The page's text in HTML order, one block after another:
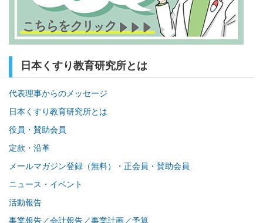
日本くすり教育研究所とは
代表理事からのメッセージ
日本くすり教育研究所とは
役員・賛助会員
定款・沿革
メールマガジン登録（無料）・正会員・賛助会員
ニュース・イベント
活動報告
事業報告／会計報告／事業計画／予算